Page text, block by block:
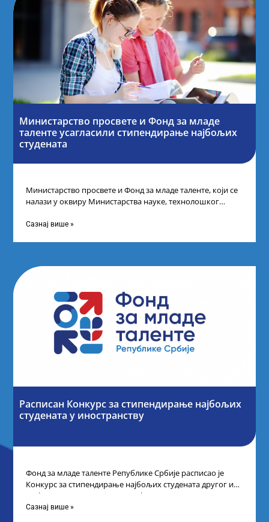
Министарство просвете и Фонд за младе
таленте усагласили стипендирање најбољих
студената
Министарство просвете и Фонд за младе таленте, који се
налази у оквиру Министарства науке, технолошког
Сазнај више »
Расписан Конкурс за стипендирање најбољих
студената y иностранству
Фонд за младе таленте Републике Србије расписао је
Конкурс за стипендирање најбољих студената другог и
трећег степена студија на водећим
Сазнај више »